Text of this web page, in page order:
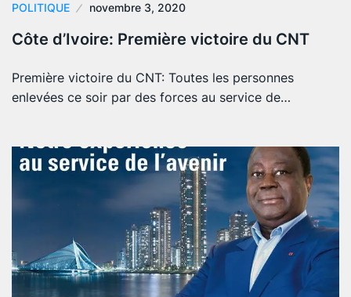
POLITIQUE novembre 3, 2020
Côte d’Ivoire: Première victoire du CNT
Première victoire du CNT: Toutes les personnes
enlevées ce soir par des forces au service de…